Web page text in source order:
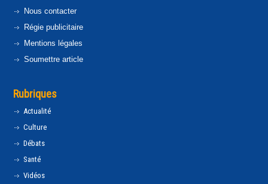
Nous contacter
Régie publicitaire
Mentions légales
Soumettre article
Rubriques
Actualité
Culture
Débats
Santé
Vidéos